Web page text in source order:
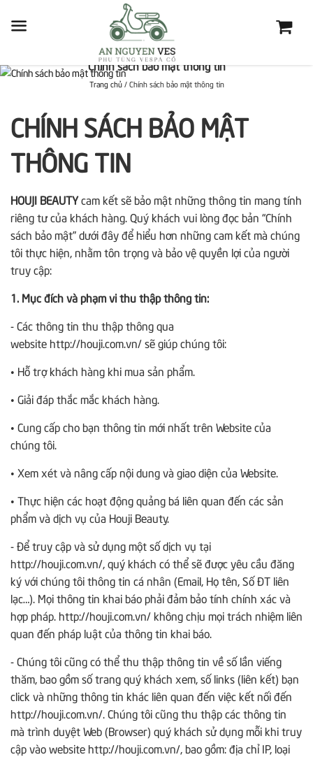
Chính sách bảo mật thông tin
Trang chủ / Chính sách bảo mật thông tin
CHÍNH SÁCH BẢO MẬT
THÔNG TIN
HOUJI BEAUTYcam kết sẽ bảo mật những thông tin mang tính
riêng tư của khách hàng. Quý khách vui lòng đọc bản “Chính
sách bảo mật” dưới đây để hiểu hơn những cam kết mà chúng
tôi thực hiện, nhằm tôn trọng và bảo vệ quyền lợi của người
truy cập:
1. Mục đích và phạm vi thu thập thông tin:
- Các thông tin thu thập thông qua
website http://houji.com.vn/ sẽ giúp chúng tôi:
• Hỗ trợ khách hàng khi mua sản phẩm.
• Giải đáp thắc mắc khách hàng.
• Cung cấp cho bạn thông tin mới nhất trên Website của
chúng tôi.
• Xem xét và nâng cấp nội dung và giao diện của Website.
• Thực hiện các hoạt động quảng bá liên quan đến các sản
phẩm và dịch vụ của Houji Beauty.
- Để truy cập và sử dụng một số dịch vụ tại
http://houji.com.vn/, quý khách có thể sẽ được yêu cầu đăng
ký với chúng tôi thông tin cá nhân (Email, Họ tên, Số ĐT liên
lạc…). Mọi thông tin khai báo phải đảm bảo tính chính xác và
hợp pháp. http://houji.com.vn/ không chịu mọi trách nhiệm liên
quan đến pháp luật của thông tin khai báo.
- Chúng tôi cũng có thể thu thập thông tin về số lần viếng
thăm, bao gồm số trang quý khách xem, số links (liên kết) bạn
click và những thông tin khác liên quan đến việc kết nối đến
http://houji.com.vn/. Chúng tôi cũng thu thập các thông tin
mà trình duyệt Web (Browser) quý khách sử dụng mỗi khi truy
cập vào website http://houji.com.vn/, bao gồm: địa chỉ IP, loại